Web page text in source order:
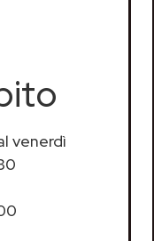
venerdì